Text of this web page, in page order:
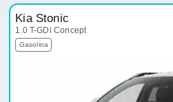
Kia Stonic
1.0 T-GDi Concept
Gasolina